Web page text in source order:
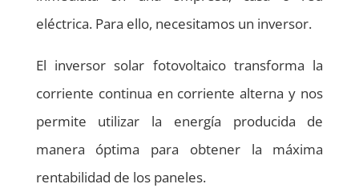
eléctrica. Para ello, necesitamos un inversor.
El inversor solar fotovoltaico transforma la
corriente continua en corriente alterna y nos
permite utilizar la energía producida de
manera óptima para obtener la máxima
rentabilidad de los paneles.